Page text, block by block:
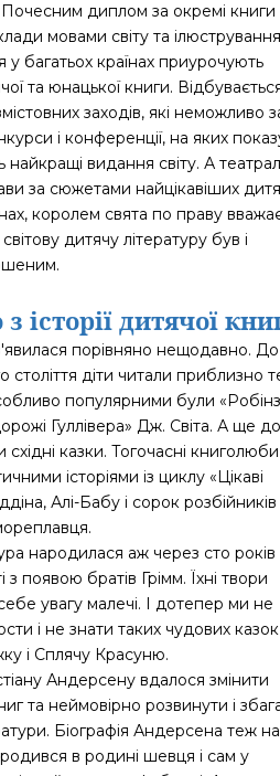
диплом за окремі книги
мовами світу та
у багатьох країнах приурочують
та юнацької книги.
заходів, які неможливо
і конференції, на яких
видання світу. А
за сюжетами найцікавіших
королем свята по праву
дитячу літературу був і
історії дитячої
порівняно нещодавно. До
століття діти читали приблизно
популярними були
Гуллівера» Дж. Світа. А ще
східні казки. Тогочасні книголюби
історіями із циклу «Цікаві
Алі-Бабу і сорок розбійників
народилася аж через сто років
з появою братів Грімм. Їхні твори
увагу малечі. І дотепер ми не
і не знати таких чудових
і Сплячу Красуню.
Андерсену вдалося змінити
та неймовірно розвинути і
Біографія Андерсена теж
в родині шевця і сам у